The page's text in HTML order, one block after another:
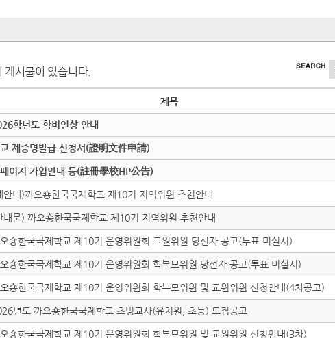
게시물이 있습니다.
제목
학년도 학비인상 안내
제증명발급 신청서(證明文件申請)
이지 가입안내 등(註冊學校HP公告)
안내)까오숑한국국제학교 제10기 지역위원 추천안내
내문) 까오숑한국국제학교 제10기 지역위원 추천안내
숑한국국제학교 제10기 운영위원회 교원위원 당선자 공고(투표 미실시)
숑한국국제학교 제10기 운영위원회 학부모위원 당선자 공고(투표 미실시)
숑한국국제학교 제10기 운영위원회 학부모위원 및 교원위원 신청안내(4차공고)
년도 까오숑한국국제학교 초빙교사(유치원, 초등) 모집공고
숑한국국제학교 제10기 운영위원회 학부모위원 및 교원위원 신청안내(3차)